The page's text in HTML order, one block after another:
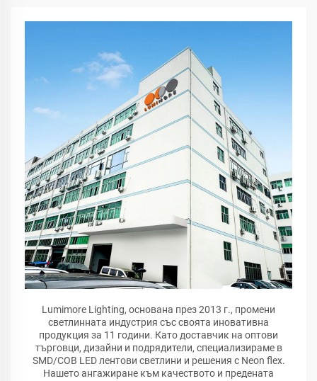
Lumimore Lighting, основана през 2013 г., промени
светлинната индустрия със своята иновативна
продукция за 11 години. Като доставчик на оптови
търговци, дизайни и подрядители, специализираме в
SMD/COB LED лентови светлини и решения с Neon flex.
Нашето ангажиране към качеството и предената